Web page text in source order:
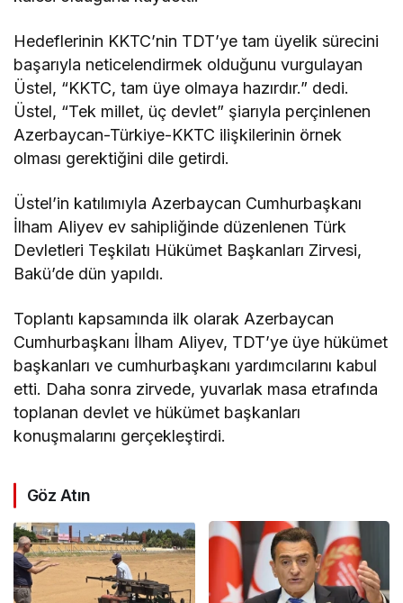
Hedeflerinin KKTC’nin TDT’ye tam üyelik sürecini
başarıyla neticelendirmek olduğunu vurgulayan
Üstel, “KKTC, tam üye olmaya hazırdır.” dedi.
Üstel, “Tek millet, üç devlet” şiarıyla perçinlenen
Azerbaycan-Türkiye-KKTC ilişkilerinin örnek
olması gerektiğini dile getirdi.
Üstel’in katılımıyla Azerbaycan Cumhurbaşkanı
İlham Aliyev ev sahipliğinde düzenlenen Türk
Devletleri Teşkilatı Hükümet Başkanları Zirvesi,
Bakü’de dün yapıldı.
Toplantı kapsamında ilk olarak Azerbaycan
Cumhurbaşkanı İlham Aliyev, TDT’ye üye hükümet
başkanları ve cumhurbaşkanı yardımcılarını kabul
etti. Daha sonra zirvede, yuvarlak masa etrafında
toplanan devlet ve hükümet başkanları
konuşmalarını gerçekleştirdi.
Göz Atın